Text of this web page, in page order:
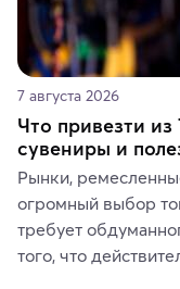
7 августа 2026
Что привезти
сувениры и
Рынки,
огромный выбор
требует
того, что